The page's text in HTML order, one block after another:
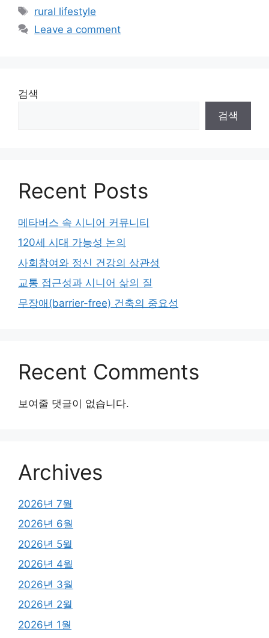
Tags
rural lifestyle
Leave a comment
검색
검색
Recent Posts
메타버스 속 시니어 커뮤니티
120세 시대 가능성 논의
사회참여와 정신 건강의 상관성
교통 접근성과 시니어 삶의 질
무장애(barrier-free) 건축의 중요성
Recent Comments
보여줄 댓글이 없습니다.
Archives
2026년 7월
2026년 6월
2026년 5월
2026년 4월
2026년 3월
2026년 2월
2026년 1월